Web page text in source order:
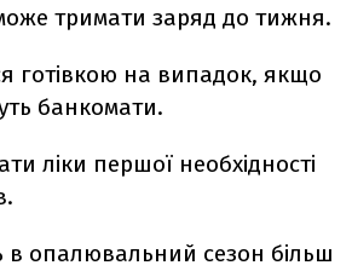
тримати заряд до тижня.
готівкою на випадок, якщо
банкомати.
ліки першої необхідності
в опалювальний сезон більш